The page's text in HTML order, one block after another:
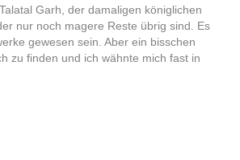
Garh, der damaligen königlichen
nur noch magere Reste übrig sind. Es
gewesen sein. Aber ein bisschen
zu finden und ich wähnte mich fast in